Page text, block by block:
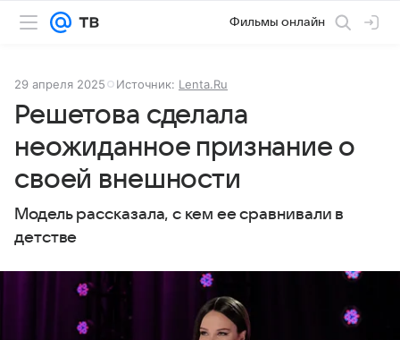
Фильмы онлайн
29 апреля 2025 Источник: Lenta.Ru
Решетова сделала
неожиданное признание о
своей внешности
Модель рассказала, с кем ее сравнивали в
детстве